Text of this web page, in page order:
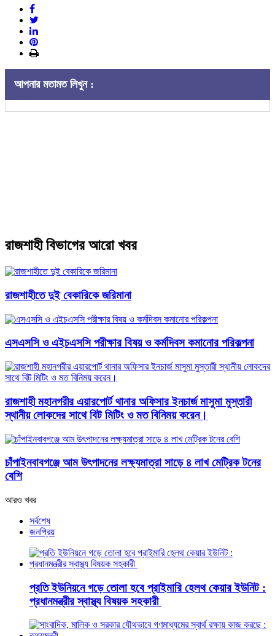
আপনার মতামত লিখুন :
রাজশাহী বিভাগের আরো খবর
রাজশাহীতে দুই বেকারিকে জরিমানা
এসএসসি ও এইচএসসি পরীক্ষার বিষয় ও কর্মদিবস কমানোর পরিকল্পনা
রাজশাহী মহানগরীর এয়ারপোর্ট থানার অফিসার ইনচার্জ মাসুমা মুস্তারী
স্থানীয় লোকদের সাথে বিট মিটিং ও মত বিনিময় করেন।
চাঁপাইনবাবগঞ্জে আম উৎপাদনের লক্ষ্যমাত্রা সাড়ে ৪ লাখ মেট্রিক টনের
বেশি
আরও খবর
সর্বশেষ
জনপ্রিয়
প্রতি ইউনিয়নে গড়ে তোলা হবে প্রাইমারি হেলথ কেয়ার ইউনিট :
প্রধানমন্ত্রীর স্বাস্থ্য বিষয়ক সহকারী